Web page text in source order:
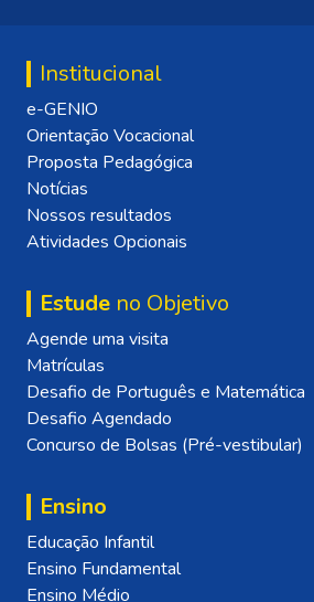
Institucional
e-GENIO
Orientação Vocacional
Proposta Pedagógica
Notícias
Nossos resultados
Atividades Opcionais
Estude no Objetivo
Agende uma visita
Matrículas
Desafio de Português e Matemática
Desafio Agendado
Concurso de Bolsas (Pré-vestibular)
Ensino
Educação Infantil
Ensino Fundamental
Ensino Médio